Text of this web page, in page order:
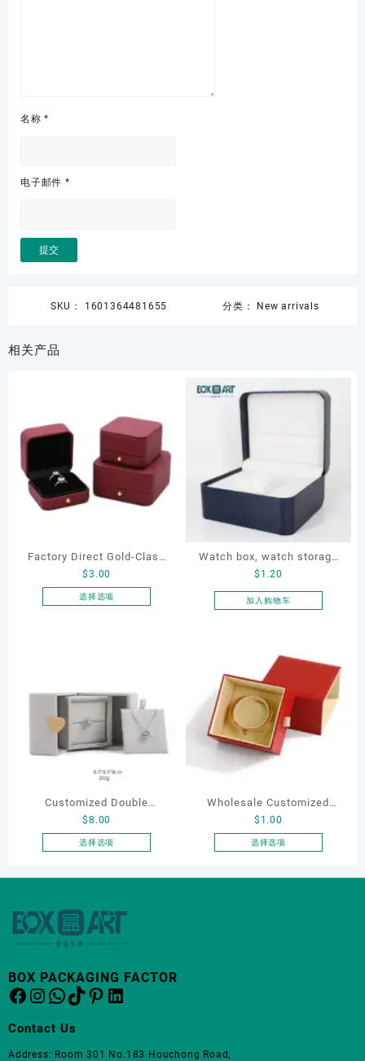
名称*
电子邮件 *
SKU： 1601364481655 分类： New arrivals
相关产品
Factory Direct Gold-Clasp
Round-Corner Jewelry
$3.00
选择选项
种
体。
可
在
品
页
面
上
些
Watch box, watch storage
box, leather watch box
$ 1.20
加入购物车
Customized Double
Opening Luxury Package
Jewellery Packaging Ring
$8.00
选择选项
产
有
多
体。
可
Wholesale Customized
Leatherette Drawer Box
Jewelry Packaging Bags
$ 1.00
选择选项
产
BOX PACKAGING FACTOR
Facebook
Instagram
WhatsApp
TikTok
Pinterest
LinkedIn
Contact Us
Address: Room 301 No.183 Houchong Road,